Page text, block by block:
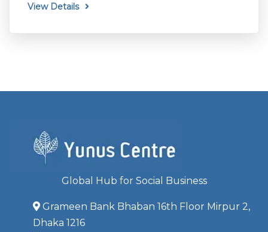
View Details
Global Hub for Social Business
Grameen Bank Bhaban 16th Floor Mirpur 2,
Dhaka 1216